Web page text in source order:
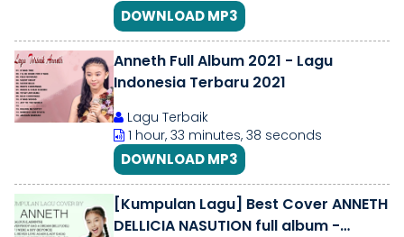
DOWNLOAD MP3
Anneth Full Album 2021 - Lagu
Indonesia Terbaru 2021
Lagu Terbaik
1 hour, 33 minutes, 38 seconds
DOWNLOAD MP3
[Kumpulan Lagu] Best Cover ANNETH
DELLICIA NASUTION full album -